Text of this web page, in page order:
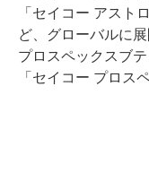
「セイコー アスト
ど、グローバルに
プロスペックスブ
「セイコー プロス